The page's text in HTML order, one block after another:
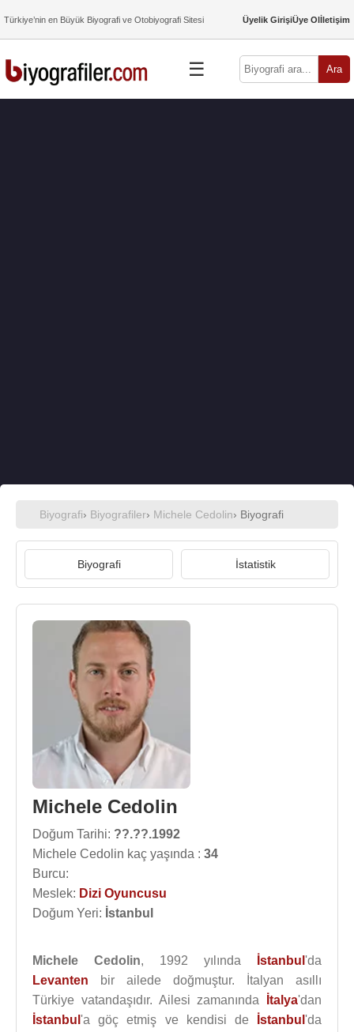
Türkiye’nin en Büyük Biyografi ve Otobiyografi Sitesi Üyelik GirişiÜye Olİletişim
☰ Ara
Biyografi› Biyografiler› Michele Cedolin› Biyografi
Biyografi İstatistik
Michele Cedolin
Doğum Tarihi: ??.??.1992
Michele Cedolin kaç yaşında : 34
Burcu:
Meslek: Dizi Oyuncusu
Doğum Yeri: İstanbul
Michele Cedolin, 1992 yılında İstanbul 'da
Levanten bir ailede doğmuştur. İtalyan asıllı
Türkiye vatandaşıdır. Ailesi zamanında
İtalya'dan
İstanbul 'a göç etmiş ve kendisi de İstanbul 'da